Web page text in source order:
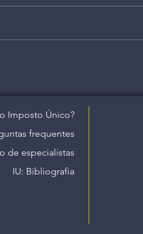
Imposto Único?
frequentes
de especialistas
IU: Bibliografia